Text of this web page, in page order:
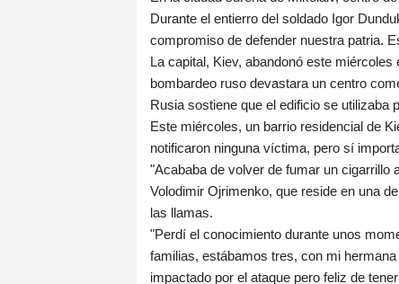
Durante el entierro del soldado Igor
compromiso de defender nuestra patria.
La capital, Kiev, abandonó este
bombardeo ruso devastara un centro
Rusia sostiene que el edificio se utilizaba
Este miércoles, un barrio residencial de
notificaron ninguna víctima, pero sí
"Acababa de volver de fumar un cigarrillo
Volodimir Ojrimenko, que reside en una
las llamas.
"Perdí el conocimiento durante unos
familias, estábamos tres, con mi
impactado por el ataque pero feliz de